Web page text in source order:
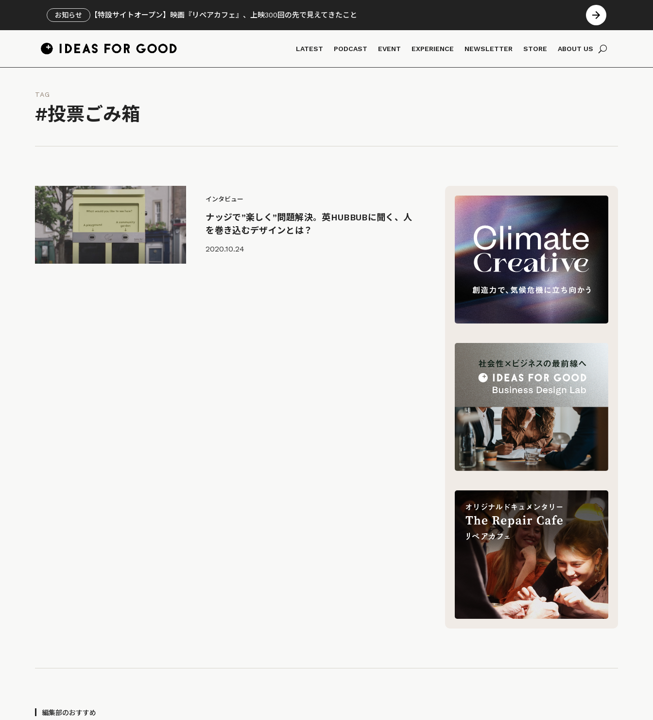
お知らせ 【特設サイトオープン】映画『リペアカフェ』、上映300回の先で見えてきたこと
LATEST PODCAST EVENT EXPERIENCE NEWSLETTER STORE ABOUT US
TAG
#投票ごみ箱
インタビュー
ナッジで”楽しく”問題解決。英HUBBUBに聞く、人
を巻き込むデザインとは？
2020.10.24
編集部のおすすめ